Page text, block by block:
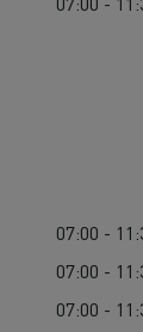
07:00 -
07:00 -
07:00 -